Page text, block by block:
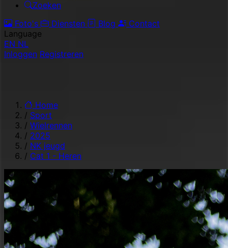
Zoeken
Foto's
Diensten Blog
Contact
Language
EN NL
Inloggen Registreren
Home
/ Sport
/ Wielrennen
/ 2025
/ NK jeugd
/ Cat 1 - Heren